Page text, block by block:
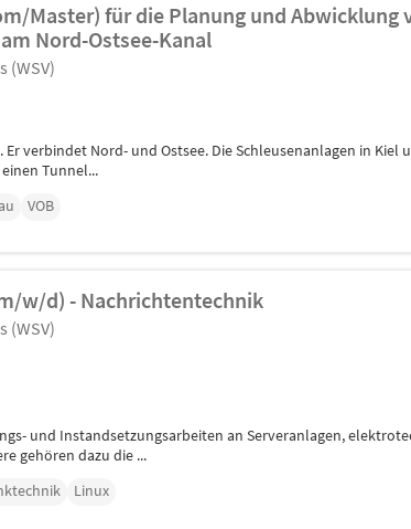
Master) für die Planung und Abwicklung
Nord-Ostsee-Kanal
(WSV)
verbindet Nord- und Ostsee. Die Schleusenanlagen in Kiel
Tunnel...
VOB
w/d) - Nachrichtentechnik
(WSV)
und Instandsetzungsarbeiten an Serveranlagen,
gehören dazu die ...
Linux